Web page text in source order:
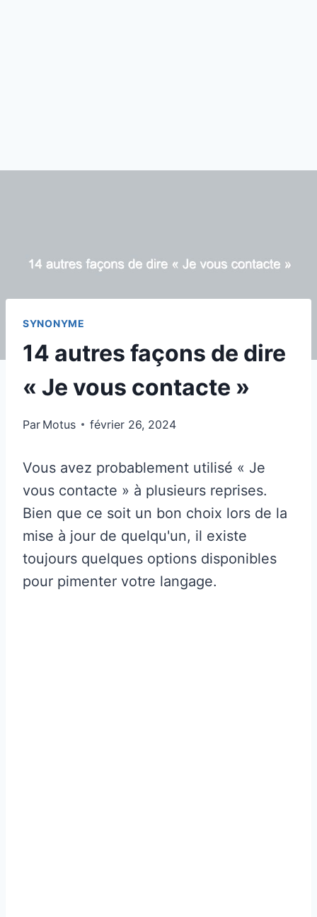
SYNONYME
14 autres façons de dire
« Je vous contacte »
Par Motus février 26, 2024
Vous avez probablement utilisé « Je
vous contacte » à plusieurs reprises.
Bien que ce soit un bon choix lors de la
mise à jour de quelqu'un, il existe
toujours quelques options disponibles
pour pimenter votre langage.